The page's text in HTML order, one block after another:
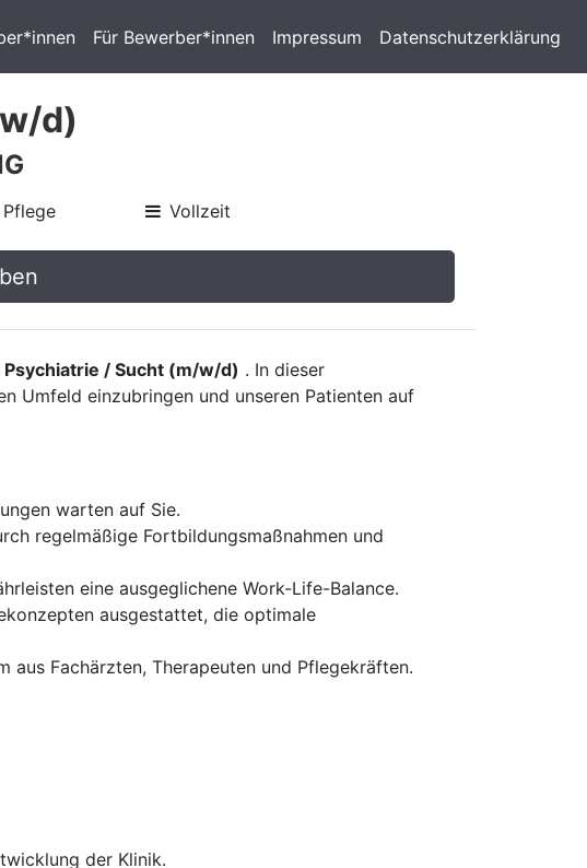
Für Bewerber*innen Impressum Datenschutzerklärung
d)
Vollzeit
/ Sucht (m/w/d) . In dieser
Umfeld einzubringen und unseren Patienten auf
warten auf Sie.
regelmäßige Fortbildungsmaßnahmen und
eine ausgeglichene Work-Life-Balance.
ausgestattet, die optimale
aus Fachärzten, Therapeuten und Pflegekräften.
der Klinik.